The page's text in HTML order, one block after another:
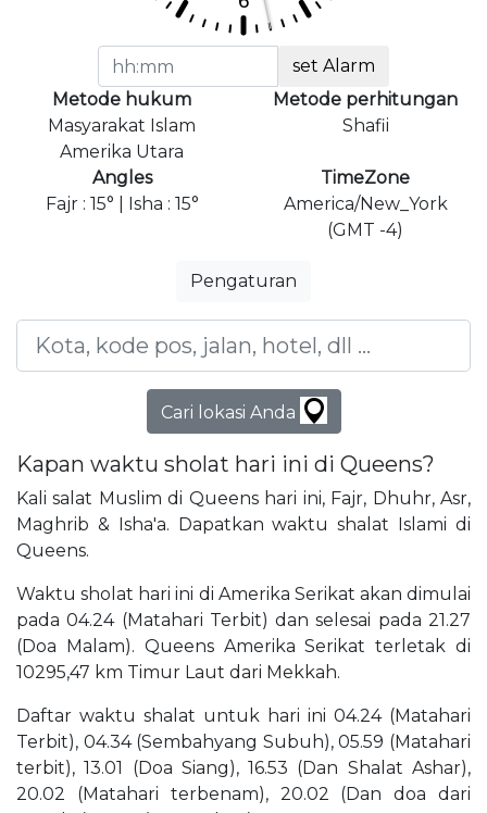
set Alarm
Metode hukum
Masyarakat Islam
Amerika Utara
Metode perhitungan
Shafii
Angles
Fajr : 15° | Isha : 15°
TimeZone
America/New_York
(GMT -4)
Pengaturan
Cari lokasi Anda
Kapan waktu sholat hari ini di Queens?
Kali salat Muslim di Queens hari ini, Fajr, Dhuhr, Asr,
Maghrib & Isha'a. Dapatkan waktu shalat Islami di
Queens.
Waktu sholat hari ini di Amerika Serikat akan dimulai
pada 04.24 (Matahari Terbit) dan selesai pada 21.27
(Doa Malam). Queens Amerika Serikat terletak di
10295,47 km Timur Laut dari Mekkah.
Daftar waktu shalat untuk hari ini 04.24 (Matahari
Terbit), 04.34 (Sembahyang Subuh), 05.59 (Matahari
terbit), 13.01 (Doa Siang), 16.53 (Dan Shalat Ashar),
20.02 (Matahari terbenam), 20.02 (Dan doa dari